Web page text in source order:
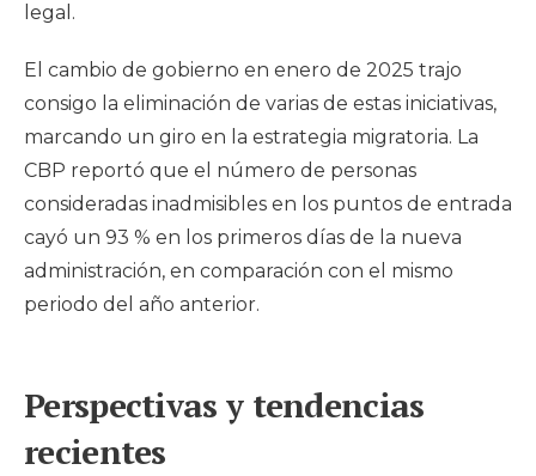
legal.
El cambio de gobierno en enero de 2025 trajo
consigo la eliminación de varias de estas iniciativas,
marcando un giro en la estrategia migratoria. La
CBP reportó que el número de personas
consideradas inadmisibles en los puntos de entrada
cayó un 93 % en los primeros días de la nueva
administración, en comparación con el mismo
periodo del año anterior.
Perspectivas y tendencias
recientes